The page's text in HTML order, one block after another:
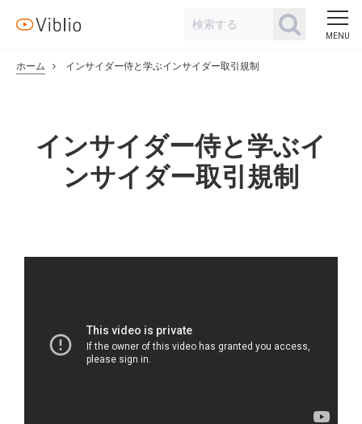
ホーム インサイダー侍と学ぶインサイダー取引規制
インサイダー侍と学ぶイ
ンサイダー取引規制